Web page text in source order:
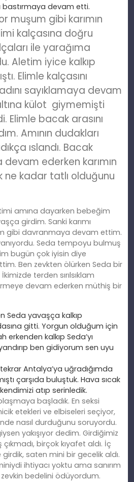
bastırmaya devam etti.
muşum gibi karımın
kalçasına doğru
ile yarağıma
Aletim iyice kalkıp
Elimle kalçasını
sayıklamaya devam
külot giymemişti
Elimle bacak arasını
Amının dudakları
ıslandı. Bacak
devam ederken karımın
ne kadar tatlı olduğunu
amına dayarken bebeğim
girdim. Sanki karımı
gibi davranmaya devam ettim.
Seda tempoyu bulmuş
bugün çok iyisin diye
Ben zevkten ölürken Seda bir
terden sırılsıklam
devam ederken müthiş bir
Seda yavaşça kalkıp
gitti. Yorgun olduğum için
erkenden kalkıp Seda’yı
ben gidiyorum sen uyu
Antalya’ya uğradığımda
çarşıda buluştuk. Hava sıcak
atıp serinledik.
başladık. En seksi
etekleri ve elbiseleri seçiyor,
nasıl durduğunu soruyordu.
yakışıyor dedim. Girdiğimiz
birçok kıyafet aldı. İç
saten mini bir gecelik aldı.
ihtiyacı yoktu ama sanırım
bedelini ödüyordum.